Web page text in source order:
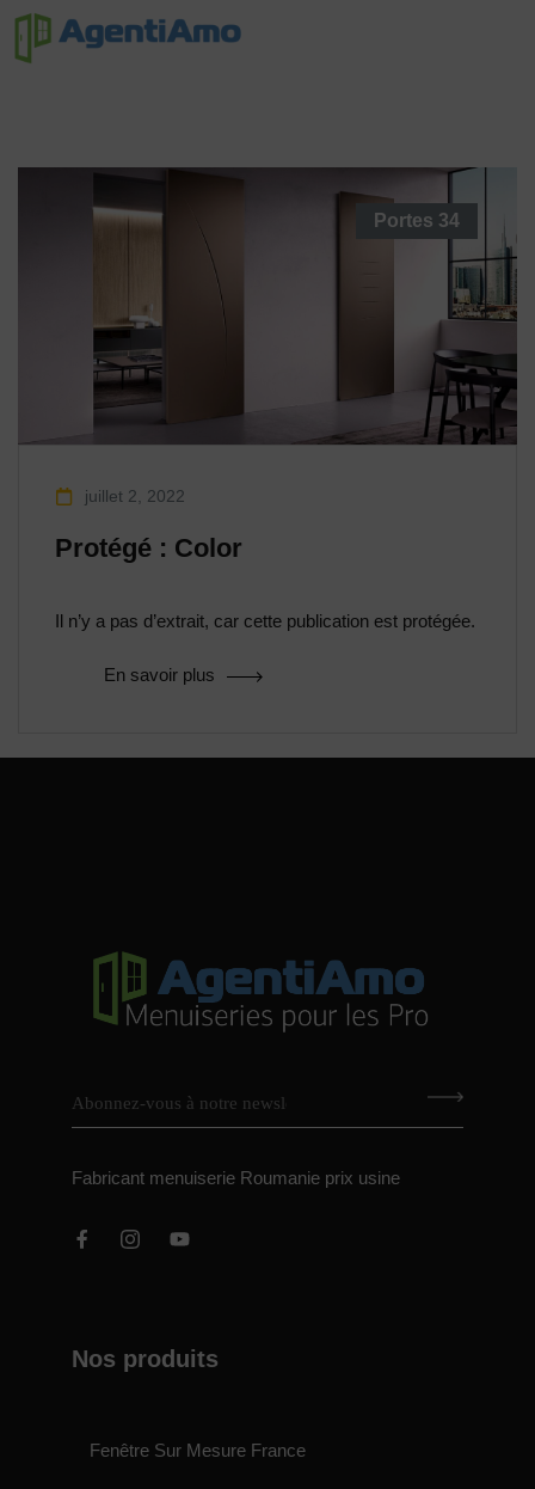
Portes 34
juillet 2, 2022
Protégé : Color
Il n’y a pas d’extrait, car cette publication est protégée.
En savoir plus
Fabricant menuiserie Roumanie prix usine
Nos produits
Fenêtre Sur Mesure France